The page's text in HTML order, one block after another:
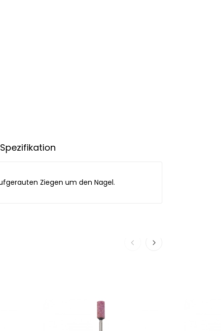
Spezifikation
Ziegen um den Nagel.